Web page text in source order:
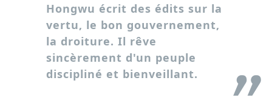
Hongwu écrit des édits sur la
vertu, le bon gouvernement,
la droiture. Il rêve
sincèrement d'un peuple
discipliné et bienveillant.